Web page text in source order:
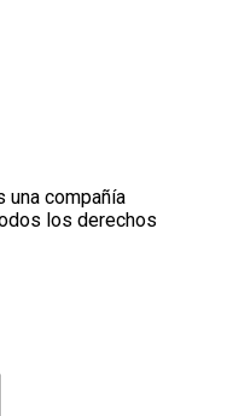
una compañía
los derechos